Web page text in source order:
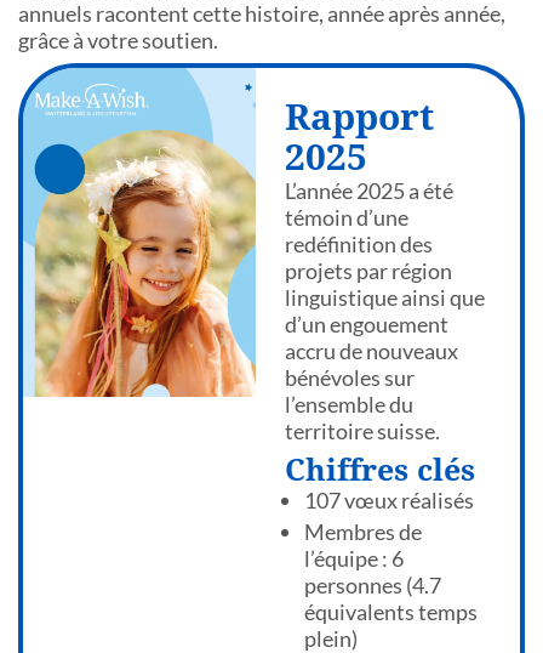
annuels racontent cette histoire, année après année,
grâce à votre soutien.
Rapport
2025
L’année 2025 a été
témoin d’une
redéfinition des
projets par région
linguistique ainsi que
d’un engouement
accru de nouveaux
bénévoles sur
l’ensemble du
territoire suisse.
Chiffres clés
107 vœux réalisés
Membres de
l’équipe : 6
personnes (4.7
équivalents temps
plein)